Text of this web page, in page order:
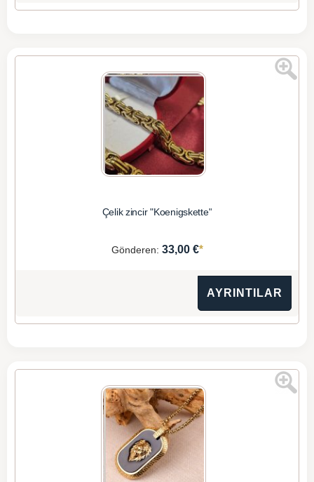
Çelik zincir "Koenigskette"
Gönderen: 33,00 €*
AYRINTILAR